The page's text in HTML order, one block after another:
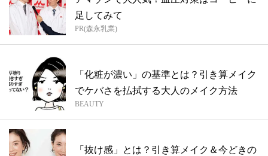
足してみて
PR(森永乳業)
「化粧が濃い」の基準とは？引き算メイク
でケバさを払拭する大人のメイク方法
BEAUTY
「抜け感」とは？引き算メイク＆今どきの